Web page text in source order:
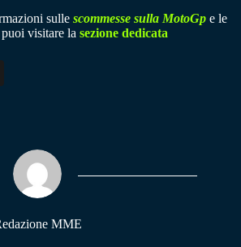
sulle scommesse sulla MotoGp e le
visitare la sezione dedicata
MME